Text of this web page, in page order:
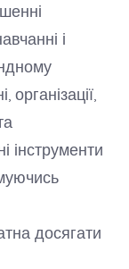
і
інструменти
досягати